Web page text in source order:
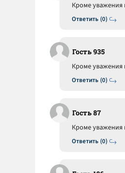
Ответить (0)
Кроме уважения
Гость 935
Ответить (0)
Кроме уважения
Гость 87
Ответить (0)
Кроме уважения